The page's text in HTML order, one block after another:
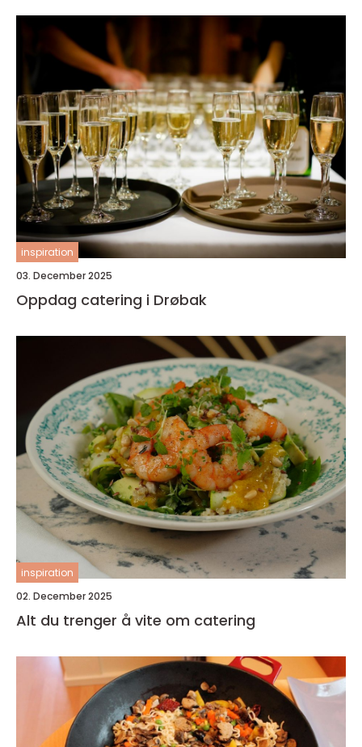
inspiration
03. December 2025
Oppdag catering i Drøbak
inspiration
02. December 2025
Alt du trenger å vite om catering